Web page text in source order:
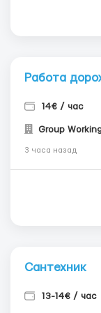
Работа
14€ / час
Group
3 часа назад
Сантехник
13-14€ / час